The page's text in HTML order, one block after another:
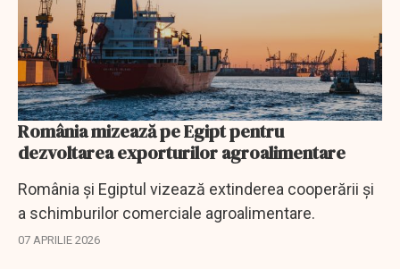
România mizează pe Egipt pentru
dezvoltarea exporturilor agroalimentare
România şi Egiptul vizează extinderea cooperării şi
a schimburilor comerciale agroalimentare.
07 APRILIE 2026